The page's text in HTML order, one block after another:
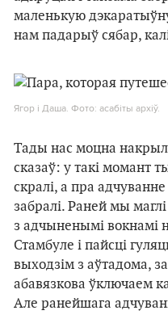
маленькую
нам падарыў сябар,
Ягор і Даша. Фото: асабіты архіў.
Тады нас моцна
сказаў: у такі момант
скралі, а пра
забралі. Раней мы
з адчыненымі вокнамі
Стамбуле і пайсці
выходзім з аўтадома,
абавязкова ўключаем
Але ранейшага